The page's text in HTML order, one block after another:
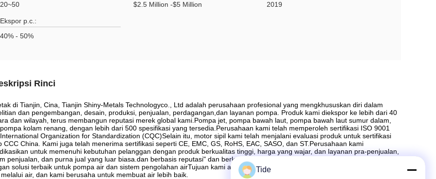
20~50
$2.5 Million -$5 Million
2019
Ekspor p.c.:
40% - 50%
Rinci
di Tianjin, Cina, Tianjin Shiny-Metals Technologyco., Ltd adalah perusahaan profesional yang mengkhususkan diri dalam
dan pengembangan, desain, produksi, penjualan, perdagangan,dan layanan pompa. Produk kami diekspor ke lebih dari 40
dan wilayah, terus membangun reputasi merek global kami.Pompa jet, pompa bawah laut, pompa bawah laut sumur dalam,
kolam renang, dengan lebih dari 500 spesifikasi yang tersedia.Perusahaan kami telah memperoleh sertifikasi ISO 9001
Organization for Standardization (CQC)Selain itu, motor sipil kami telah menjalani evaluasi produk untuk sertifikasi
CCC China. Kami juga telah menerima sertifikasi seperti CE, EMC, GS, RoHS, EAC, SASO, dan ST.Perusahaan kami
untuk memenuhi kebutuhan pelanggan dengan produk berkualitas tinggi, harga yang wajar, dan layanan pra-penjualan,
penjualan, dan purna jual yang luar biasa.dan berbasis reputasi" dan berkomitmen untuk menyediakan pelanggan global
solusi terbaik untuk pompa air dan sistem pengolahan airTujuan kami adalah untuk membuat dunia menjadi tempat yang lebih
air, dan kami berusaha untuk membuat air lebih baik.
Tide